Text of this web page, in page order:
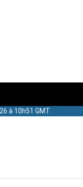
à 10h51 GMT